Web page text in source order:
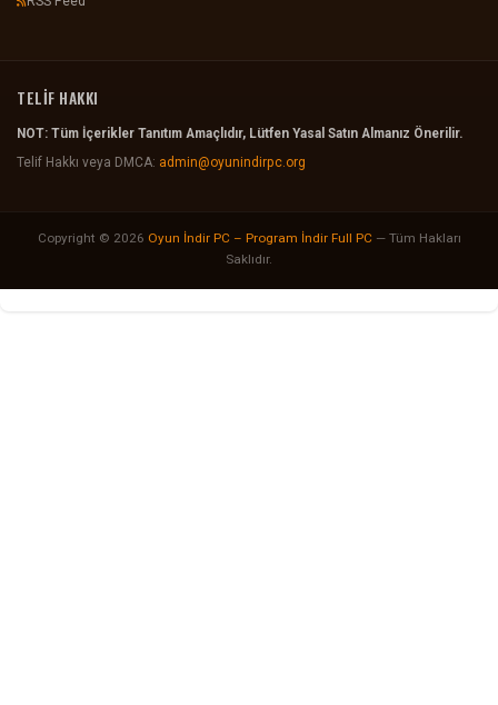
TELİF HAKKI
NOT: Tüm İçerikler Tanıtım Amaçlıdır, Lütfen Yasal Satın Almanız Önerilir.
Telif Hakkı veya DMCA: admin@oyunindirpc.org
Copyright © 2026 Oyun İndir PC – Program İndir Full PC — Tüm Hakları
Saklıdır.